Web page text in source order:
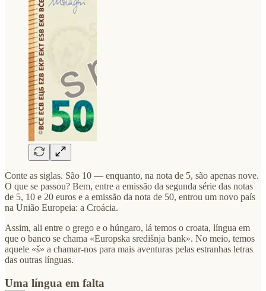
Conte as siglas. São 10 — enquanto, na nota de 5, são apenas nove.
O que se passou? Bem, entre a emissão da segunda série das notas
de 5, 10 e 20 euros e a emissão da nota de 50, entrou um novo país
na União Europeia: a Croácia.
Assim, ali entre o grego e o húngaro, lá temos o croata, língua em
que o banco se chama «Europska središnja bank». No meio, temos
aquele «š» a chamar-nos para mais aventuras pelas estranhas letras
das outras línguas.
Uma língua em falta